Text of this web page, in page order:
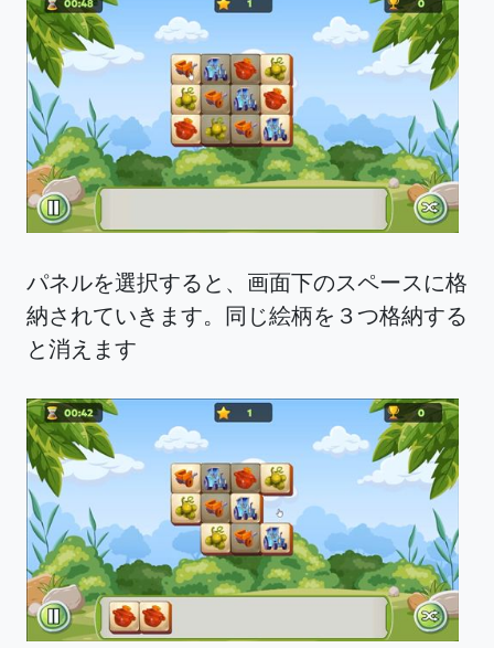
パネルを選択すると、画面下のスペースに格
納されていきます。同じ絵柄を３つ格納する
と消えます